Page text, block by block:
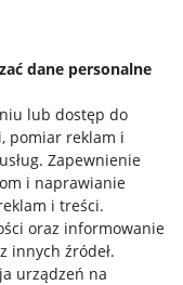
dane personalne
lub dostęp do
pomiar reklam i
. Zapewnienie
i naprawianie
i treści.
oraz informowanie
innych źródeł.
urządzeń na